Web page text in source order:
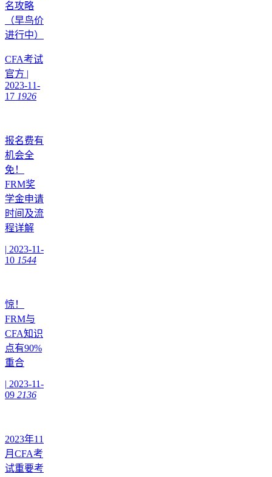
名攻略
（早鸟价
进行中）
CFA考试
官方 |
2023-11-
17 1926
报名费有
机会全
免！
FRM奖
学金申请
时间及流
程详解
| 2023-11-
10 1544
惊！
FRM与
CFA知识
点有90%
重合
| 2023-11-
09 2136
2023年11
月CFA考
试重要考